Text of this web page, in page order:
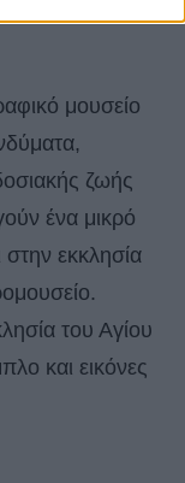
μουσείο
ζωής
ένα μικρό
εκκλησία
του Αγίου
και εικόνες